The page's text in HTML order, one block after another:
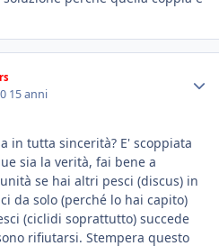
15 anni
in tutta sincerità? E' scoppiata
sia la verità, fai bene a
se hai altri pesci (discus) in
da solo (perché lo hai capito)
(ciclidi soprattutto) succede
rifiutarsi. Stempera questo